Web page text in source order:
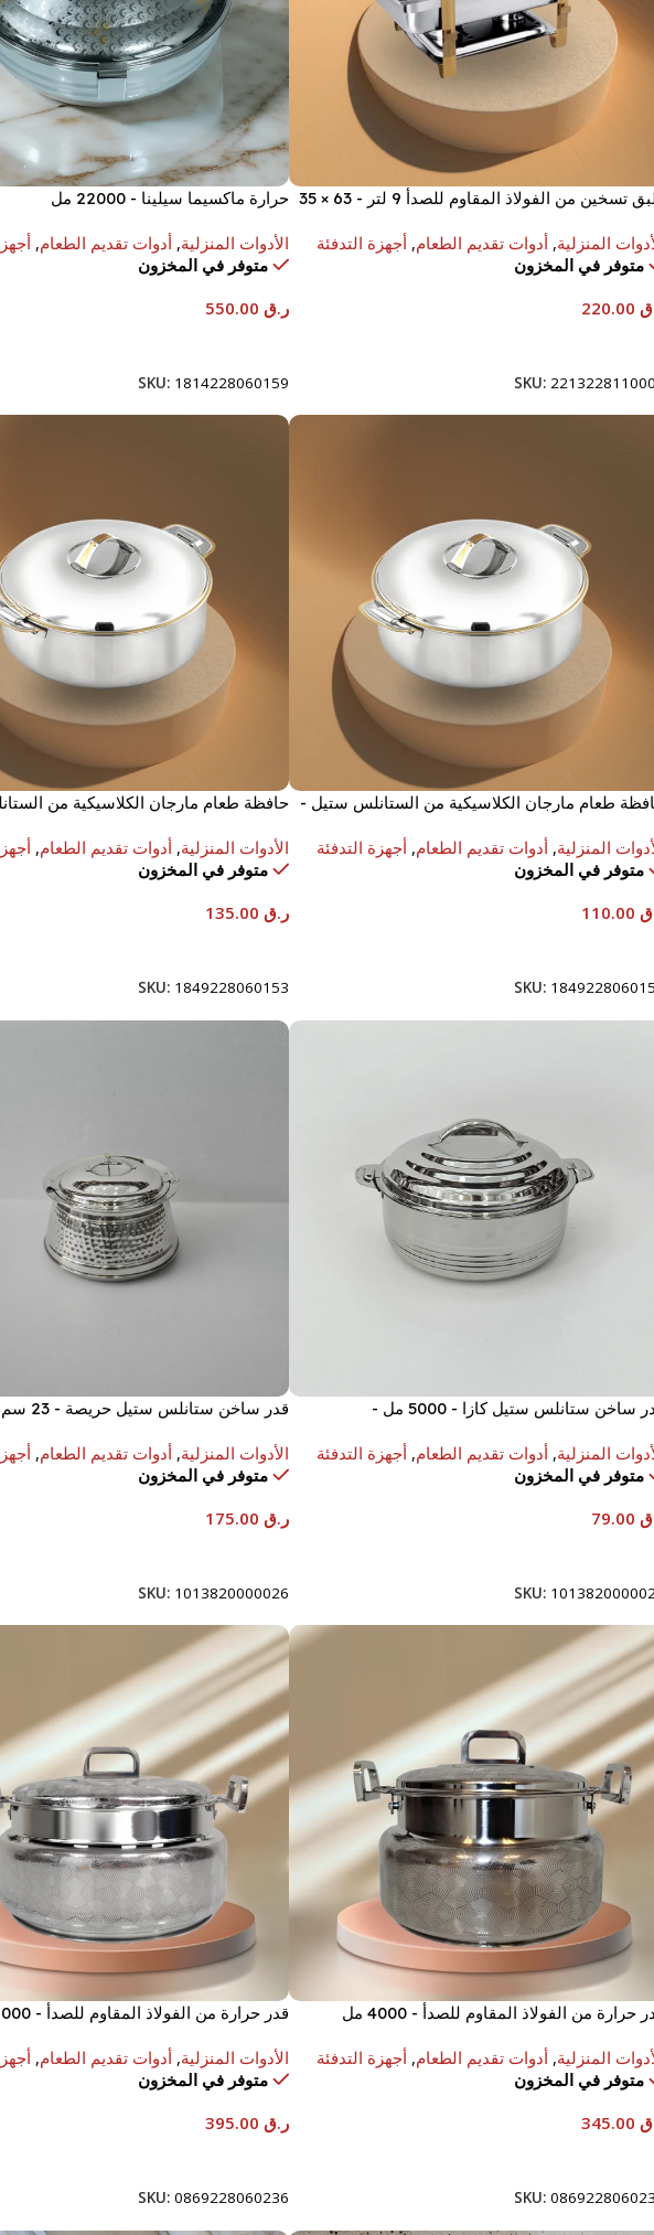
طبق تسخين من الفولاذ المقاوم للصدأ 9 لتر - 63 × 35
المنزلية, أدوات تقديم الطعام, أجهزة التدفئة
متوفر في المخزون
SKU:
حرارة ماكسيما سيلينا - 22000 مل
الأدوات المنزلية, أدوات تقديم الطعام,
متوفر في المخزون
ر.ق
SKU: 1814228060159
طعام مارجان الكلاسيكية من الستانلس ستيل -
المنزلية, أدوات تقديم الطعام, أجهزة التدفئة
متوفر في المخزون
SKU:
حافظة طعام مارجان الكلاسيكية من
الأدوات المنزلية, أدوات تقديم الطعام,
متوفر في المخزون
ر.ق
SKU: 1849228060153
قدر ساخن ستانلس ستيل كازا - 5000 مل -
المنزلية, أدوات تقديم الطعام, أجهزة التدفئة
متوفر في المخزون
SKU:
الأدوات المنزلية, أدوات تقديم الطعام,
متوفر في المخزون
ر.ق
SKU: 1013820000026
حرارة من الفولاذ المقاوم للصدأ - 4000 مل
المنزلية, أدوات تقديم الطعام, أجهزة التدفئة
متوفر في المخزون
SKU:
قدر حرارة من الفولاذ المقاوم للصدأ - 6000 مل
الأدوات المنزلية, أدوات تقديم الطعام,
متوفر في المخزون
ر.ق
SKU: 0869228060236